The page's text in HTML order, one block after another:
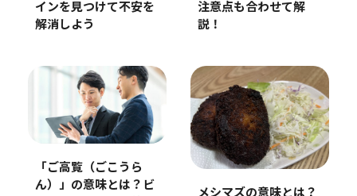
インを見つけて不安を
解消しよう
注意点も合わせて解
説！
「ご高覧（ごこうら
ん）」の意味とは？ビ
メシマズの意味とは？